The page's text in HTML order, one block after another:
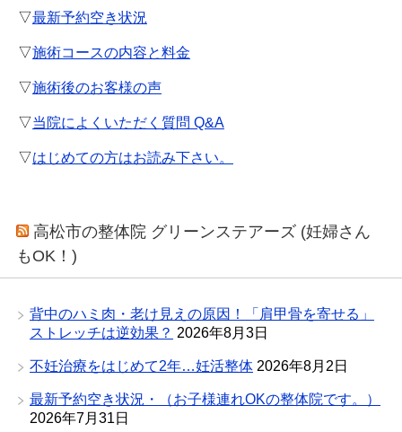
▽最新予約空き状況
▽施術コースの内容と料金
▽施術後のお客様の声
▽当院によくいただく質問 Q&A
▽はじめての方はお読み下さい。
高松市の整体院 グリーンステアーズ (妊婦さん
もOK！)
背中のハミ肉・老け見えの原因！「肩甲骨を寄せる」
ストレッチは逆効果？ 2026年8月3日
不妊治療をはじめて2年…妊活整体 2026年8月2日
最新予約空き状況・（お子様連れOKの整体院です。）
2026年7月31日